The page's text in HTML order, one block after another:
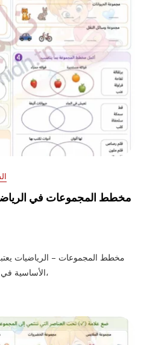
مخطط المجموعات في
مخطط المجموعات – الرياضيات
الأساسية في مادة الرياضيات بالمرحلة الابتدائية،